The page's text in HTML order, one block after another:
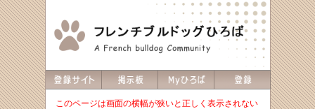
このページは画面の横幅が狭いと正しく表示されない